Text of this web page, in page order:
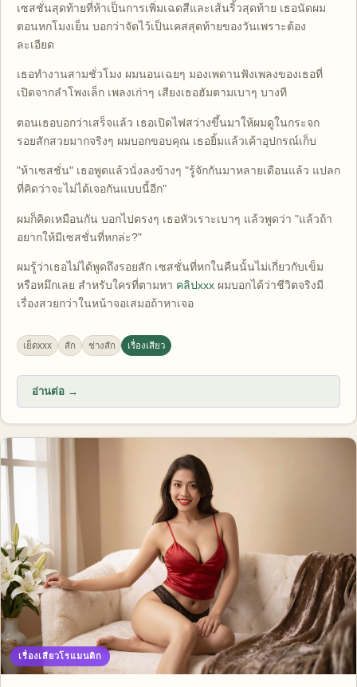
เซสชั่นสุดท้ายที่ห้าเป็นการเพิ่มเฉดสีและเส้นริ้วสุดท้าย เธอนัดผม
ตอนหกโมงเย็น บอกว่าจัดไว้เป็นเคสสุดท้ายของวันเพราะต้อง
ละเอียด
เธอทำงานสามชั่วโมง ผมนอนเฉยๆ มองเพดานฟังเพลงของเธอที่
เปิดจากลำโพงเล็ก เพลงเก่าๆ เสียงเธอฮัมตามเบาๆ บางที
ตอนเธอบอกว่าเสร็จแล้ว เธอเปิดไฟสว่างขึ้นมาให้ผมดูในกระจก
รอยสักสวยมากจริงๆ ผมบอกขอบคุณ เธอยิ้มแล้วเค้าอุปกรณ์เก็บ
"ห้าเซสชั่น" เธอพูดแล้วนั่งลงข้างๆ "รู้จักกันมาหลายเดือนแล้ว แปลก
ที่คิดว่าจะไม่ได้เจอกันแบบนี้อีก"
ผมก็คิดเหมือนกัน บอกไปตรงๆ เธอหัวเราะเบาๆ แล้วพูดว่า "แล้วถ้า
อยากให้มีเซสชั่นที่หกล่ะ?"
ผมรู้ว่าเธอไม่ได้พูดถึงรอยสัก เซสชั่นที่หกในคืนนั้นไม่เกี่ยวกับเข็ม
หรือหมึกเลย สำหรับใครที่ตามหา คลิปxxx ผมบอกได้ว่าชีวิตจริงมี
เรื่องสวยกว่าในหน้าจอเสมอถ้าหาเจอ
เย็ดxxx สัก ช่างสัก เรื่องเสียว
อ่านต่อ →
เรื่องเสียวโรแมนติก